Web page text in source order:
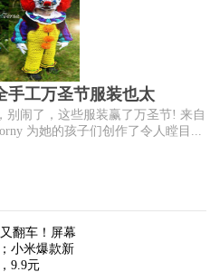
手工万圣节服装也太
别闹了，这些服装赢了万圣节! 来自
为她的孩子们创作了令人瞠目...